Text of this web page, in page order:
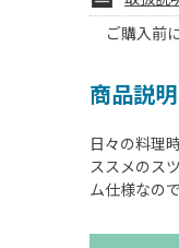
ご購入前
商品説明
日々の料理
ススメのス
ム仕様なの